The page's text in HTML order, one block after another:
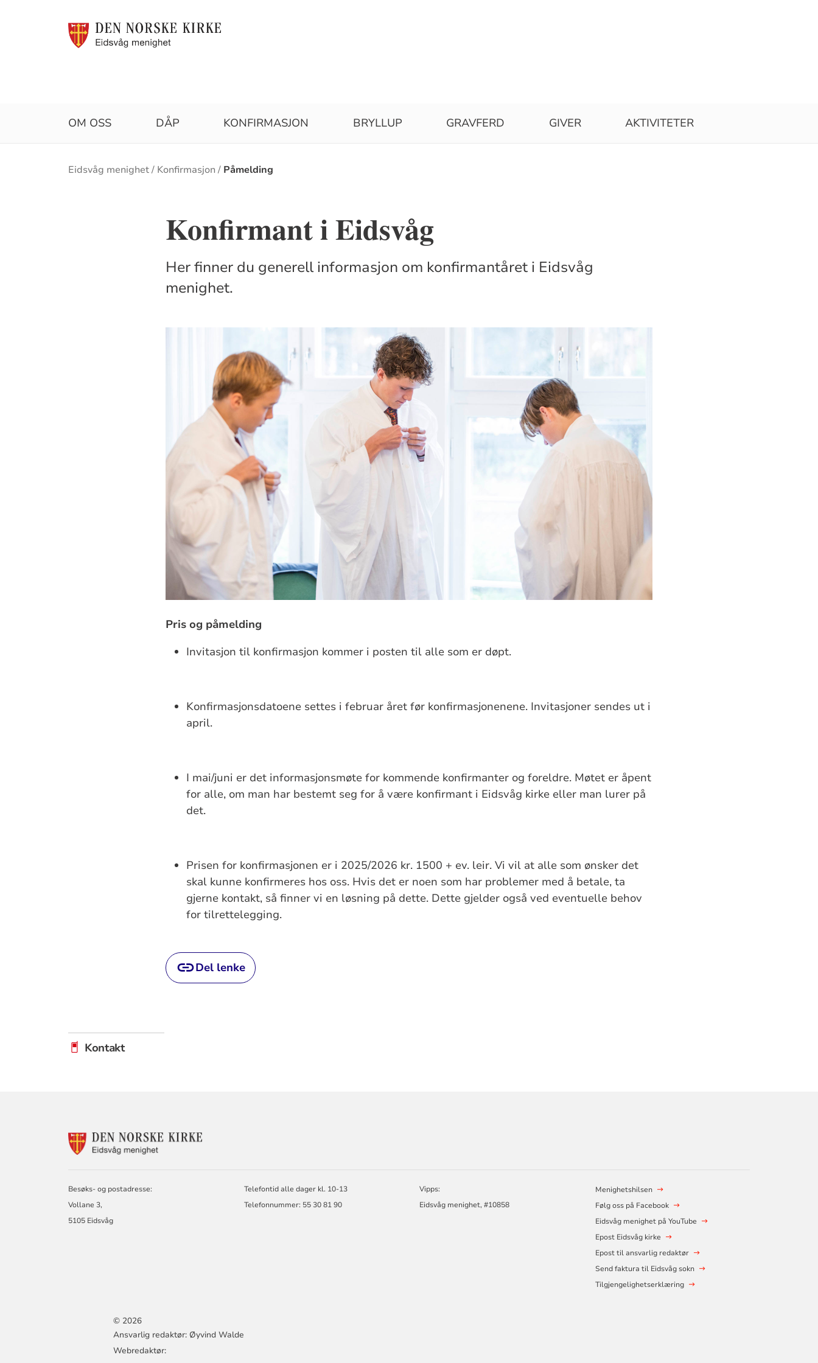
OM OSS DÅP KONFIRMASJON BRYLLUP GRAVFERD GIVER AKTIVITETER
Brødsmulesti
Eidsvåg menighet Konfirmasjon Påmelding
Konfirmant i Eidsvåg
Her finner du generell informasjon om konfirmantåret i Eidsvåg
menighet.
Pris og påmelding
Invitasjon til konfirmasjon kommer i posten til alle som er døpt.
Konfirmasjonsdatoene settes i februar året før konfirmasjonenene. Invitasjoner sendes ut i
april.
I mai/juni er det informasjonsmøte for kommende konfirmanter og foreldre. Møtet er åpent
for alle, om man har bestemt seg for å være konfirmant i Eidsvåg kirke eller man lurer på
det.
Prisen for konfirmasjonen er i 2025/2026 kr. 1500 + ev. leir. Vi vil at alle som ønsker det
skal kunne konfirmeres hos oss. Hvis det er noen som har problemer med å betale, ta
gjerne kontakt, så finner vi en løsning på dette. Dette gjelder også ved eventuelle behov
for tilrettelegging.
Del lenke
Kontakt
KONTAKTINFORMASJON
Besøks- og postadresse:
Vollane 3,
5105 Eidsvåg
Telefontid alle dager kl. 10-13
Telefonnummer: 55 30 81 90
Vipps:
Eidsvåg menighet, #10858
Menighetshilsen
Følg oss på Facebook
Eidsvåg menighet på YouTube
Epost Eidsvåg kirke
Epost til ansvarlig redaktør
Send faktura til Eidsvåg sokn
Tilgjengelighetserklæring
© 2026
Ansvarlig redaktør: Øyvind Walde
Webredaktør: